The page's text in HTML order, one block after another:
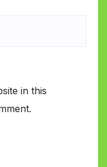
in this